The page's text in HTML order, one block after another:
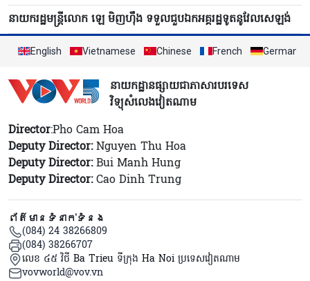
នាយករដ្ឋមន្ត្រីលោក ឡេ មិញហ៊ឹង ទទួលជួបឯកអគ្គរដ្ឋទូតនូវែលសេឡង់
English Vietnamese Chinese French German
នាយកដ្ឋានផ្សាយជាភាសារបរទេស
វិទ្យុសំលេងវៀតណាម
Director:Pho Cam Hoa
Deputy Director:Nguyen Thu Hoa
Deputy Director:Bui Manh Hung
Deputy Director:Cao Dinh Trung
ព័ត៌មានទំនាក់ទំនង
(084) 24 38266809
(084) 38266707
លេខ ៤៥ វិថី Ba Trieu ទីក្រុង Ha Noi ប្រទេសវៀតណាម
vovworld@vov.vn